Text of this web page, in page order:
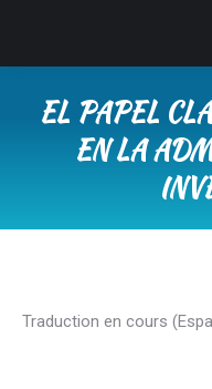
EL PAPEL
EN LA
Traduction en cours